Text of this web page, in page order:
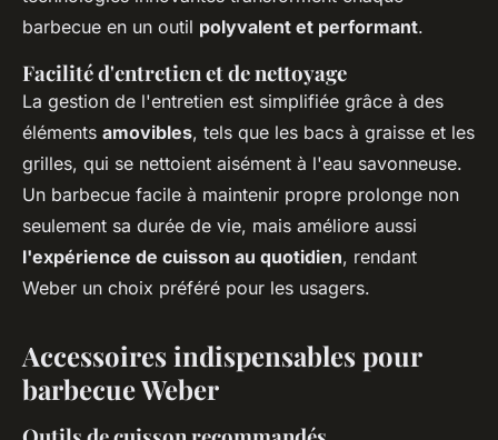
barbecue en un outil polyvalent et performant.
Facilité d'entretien et de nettoyage
La gestion de l'entretien est simplifiée grâce à des
éléments amovibles, tels que les bacs à graisse et les
grilles, qui se nettoient aisément à l'eau savonneuse.
Un barbecue facile à maintenir propre prolonge non
seulement sa durée de vie, mais améliore aussi
l'expérience de cuisson au quotidien, rendant
Weber un choix préféré pour les usagers.
Accessoires indispensables pour
barbecue Weber